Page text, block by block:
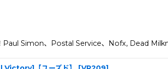
絞り込む
Paul Simon、Postal Service、Nofx, Dead